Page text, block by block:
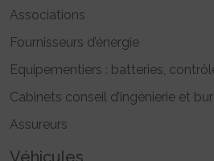
Associations
Fournisseurs d’énergie
Equipementiers : batteries,
Cabinets conseil d’ingénierie et
Assureurs
Véhicules